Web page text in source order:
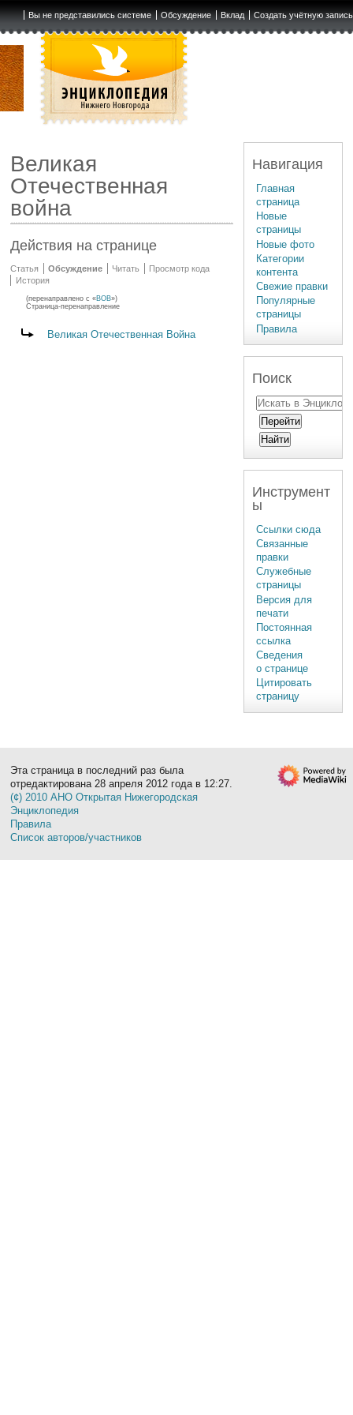
Вы не представились системе Обсуждение Вклад Создать учётную запись
Великая
Отечественная
война
Действия на странице
Статья Обсуждение Читать
Просмотр кода
История
(перенаправлено с «ВОВ»)
Страница-перенаправление
Перенаправление на:
Великая Отечественная Война
Навигация
Главная
страница
Новые
страницы
Новые фото
Категории
контента
Свежие правки
Популярные
страницы
Правила
Поиск
Инструмент
ы
Ссылки сюда
Связанные
правки
Служебные
страницы
Версия для
печати
Постоянная
ссылка
Сведения
о странице
Цитировать
страницу
Эта страница в последний раз была
отредактирована 28 апреля 2012 года в 12:27.
(¢) 2010 АНО Открытая Нижегородская
Энциклопедия
Правила
Список авторов/участников